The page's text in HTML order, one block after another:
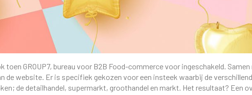
toen GROUP7, bureau voor B2B Food-commerce voor ingeschakeld. Samen
de website. Er is specifiek gekozen voor een insteek waarbij de
de detailhandel, supermarkt, groothandel en markt. Het resultaat? Een